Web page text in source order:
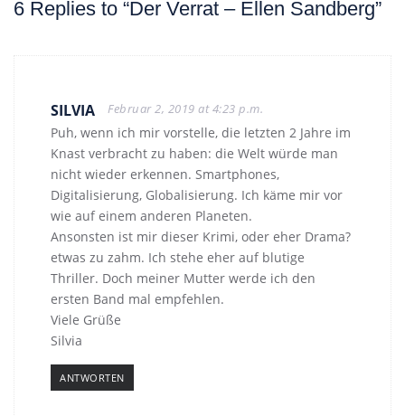
6 Replies to “Der Verrat – Ellen Sandberg”
SILVIA Februar 2, 2019 at 4:23 p.m.
Puh, wenn ich mir vorstelle, die letzten 2 Jahre im
Knast verbracht zu haben: die Welt würde man
nicht wieder erkennen. Smartphones,
Digitalisierung, Globalisierung. Ich käme mir vor
wie auf einem anderen Planeten.
Ansonsten ist mir dieser Krimi, oder eher Drama?
etwas zu zahm. Ich stehe eher auf blutige
Thriller. Doch meiner Mutter werde ich den
ersten Band mal empfehlen.
Viele Grüße
Silvia
ANTWORTEN